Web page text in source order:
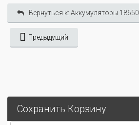
Вернуться к: Аккумуляторы 18650
Предыдущий
Сохранить Корзину